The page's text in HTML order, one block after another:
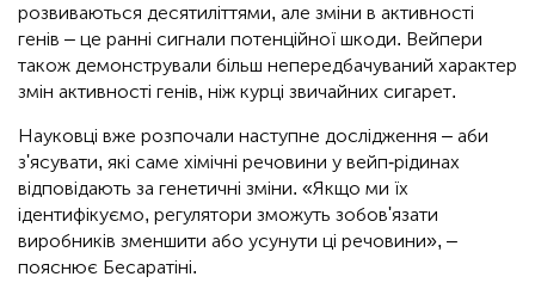
розвиваються десятиліттями, але зміни в активності
генів – це ранні сигнали потенційної шкоди. Вейпери
також демонстрували більш непередбачуваний характер
змін активності генів, ніж курці звичайних сигарет.
Науковці вже розпочали наступне дослідження – аби
з'ясувати, які саме хімічні речовини у вейп-рідинах
відповідають за генетичні зміни. «Якщо ми їх
ідентифікуємо, регулятори зможуть зобов'язати
виробників зменшити або усунути ці речовини», –
пояснює Бесаратіні.